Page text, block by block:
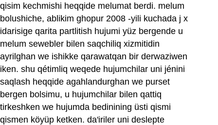
qisim kechmishi heqqide melumat berdi. melum
bolushiche, ablikim ghopur 2008 ‏-yili kuchada j x
idarisige qarita partlitish hujumi yüz bergende u
melum sewebler bilen saqchiliq xizmitidin
ayrilghan we ishikke qarawatqan bir derwaziwen
iken. shu qétimliq weqede hujumchilar uni jénini
saqlash heqqide agahlandurghan we purset
bergen bolsimu, u hujumchilar bilen qattiq
tirkeshken we hujumda bedinining üsti qismi
qismen köyüp ketken. da'iriler uni deslepte